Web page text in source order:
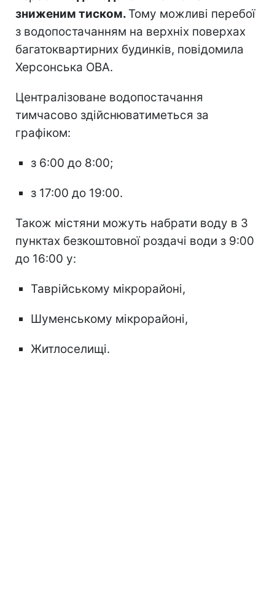
зниженим тиском. Тому можливі перебої
з водопостачанням на верхніх поверхах
багатоквартирних будинків, повідомила
Херсонська ОВА.
Централізоване водопостачання
тимчасово здійснюватиметься за
графіком:
з 6:00 до 8:00;
з 17:00 до 19:00.
Також містяни можуть набрати воду в 3
пунктах безкоштовної роздачі води з 9:00
до 16:00 у:
Таврійському мікрорайоні,
Шуменському мікрорайоні,
Житлоселищі.